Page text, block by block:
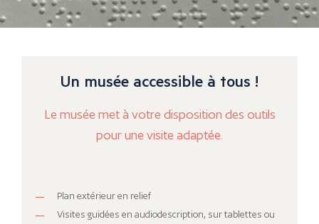
Un musée accessible à tous !
Le musée met à votre disposition des outils
pour une visite adaptée.
Plan extérieur en relief
Visites guidées en audiodescription, sur tablettes ou